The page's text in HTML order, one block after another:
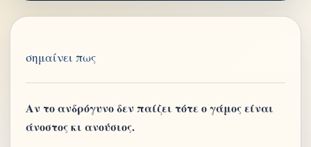
σημαίνει πως
Αν το ανδρόγυνο δεν παίζει τότε ο γάμος είναι
άνοστος κι ανούσιος.